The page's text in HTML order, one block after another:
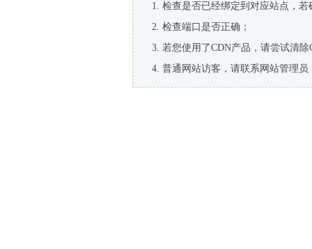
检查是否已经绑定到对应站点，
检查端口是否正确；
若您使用了CDN产品，请尝试清除
普通网站访客，请联系网站管理员